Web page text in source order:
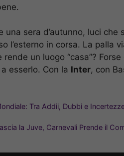
una sera d’autunno, luci
l’esterno in corsa. La palla
rende un luogo “casa”?
esserlo. Con la Inter, con
Tra Addii, Dubbi e
la Juve, Carnevali Prende il